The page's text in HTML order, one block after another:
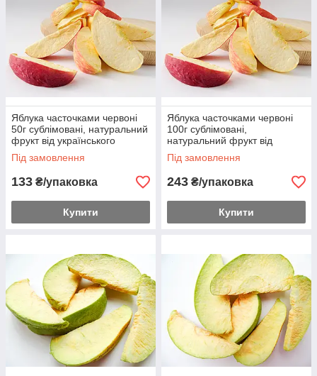
Яблука часточками червоні
50г сублімовані, натуральний
фрукт від українського
виробника
Під замовлення
133 ₴/упаковка
Купити
Яблука часточками червоні
100г сублімовані,
натуральний фрукт від
українського виробника
Під замовлення
243 ₴/упаковка
Купити